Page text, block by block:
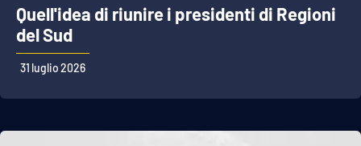
Quell'idea di riunire i presidenti di Regioni
del Sud
31 luglio 2026